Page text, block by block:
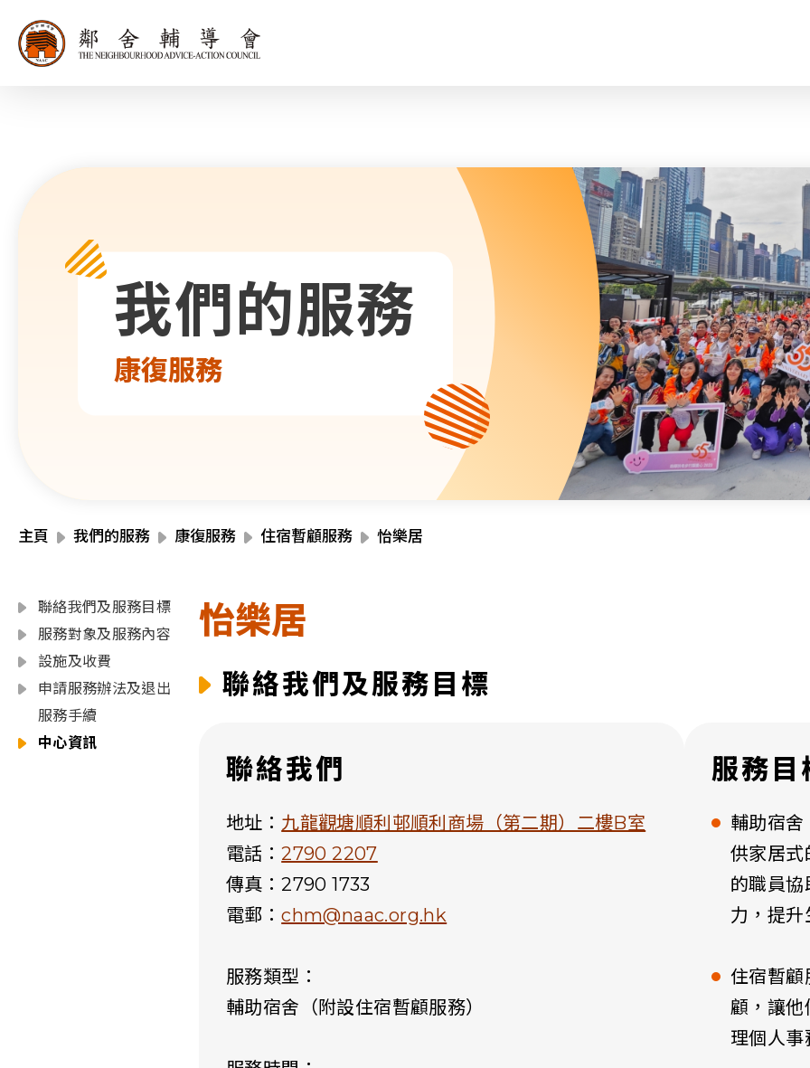
我們的服務
康復服務
主頁 我們的服務 康復服務 住宿暫顧服務 怡樂居
聯絡我們及服務目標
服務對象及服務內容
設施及收費
申請服務辦法及退出
服務手續
中心資訊
怡樂居
聯絡我們及服務目標
聯絡我們
地址： 九龍觀塘順利邨順利商場（第二期）二樓B室
電話： 2790 2207
傳真： 2790 1733
電郵：chm@naac.org.hk
服務類型：
輔助宿舍（附設住宿暫顧服務）
服務目
輔助宿
供家居式
的職員
力，提
住宿暫顧
顧，讓他
理個人
招標項目
關於我們
內地服務
教育服務
醫療衞生服務
社會企業
我們的服務
我們的夥伴
捐款方法
加入義工
支持我們
新聞稿及媒體報導
年報
會訊及刊物
財務報告
資源中心
活動焦點
活動報名
最新動向